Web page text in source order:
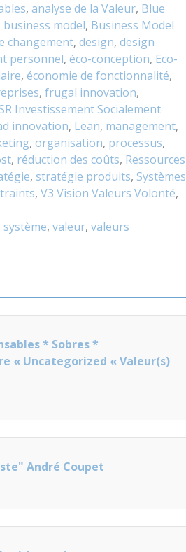
, analyse de la Valeur, Blue
business model, Business Model
changement, design, design
personnel, éco-conception, Eco-
, économie de fonctionnalité,
, frugal innovation,
Investissement Socialement
innovation, Lean, management,
, organisation, processus,
, réduction des coûts, Ressources
, stratégie produits, Systèmes
, V3 Vision Valeurs Volonté,
système, valeur, valeurs
* Sobres *
« Uncategorized « Valeur(s)
André Coupet